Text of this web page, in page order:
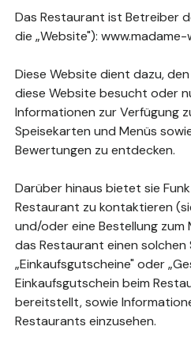
Das Restaurant ist Betreiber
die „Website"): www.madame-
Diese Website dient dazu,
diese Website besucht oder
Informationen zur Verfügung
Speisekarten und Menüs
Bewertungen zu entdecken.
Darüber hinaus bietet sie
Restaurant zu kontaktieren
und/oder eine Bestellung
das Restaurant einen
„Einkaufsgutscheine" oder
Einkaufsgutschein beim
bereitstellt, sowie
Restaurants einzusehen.